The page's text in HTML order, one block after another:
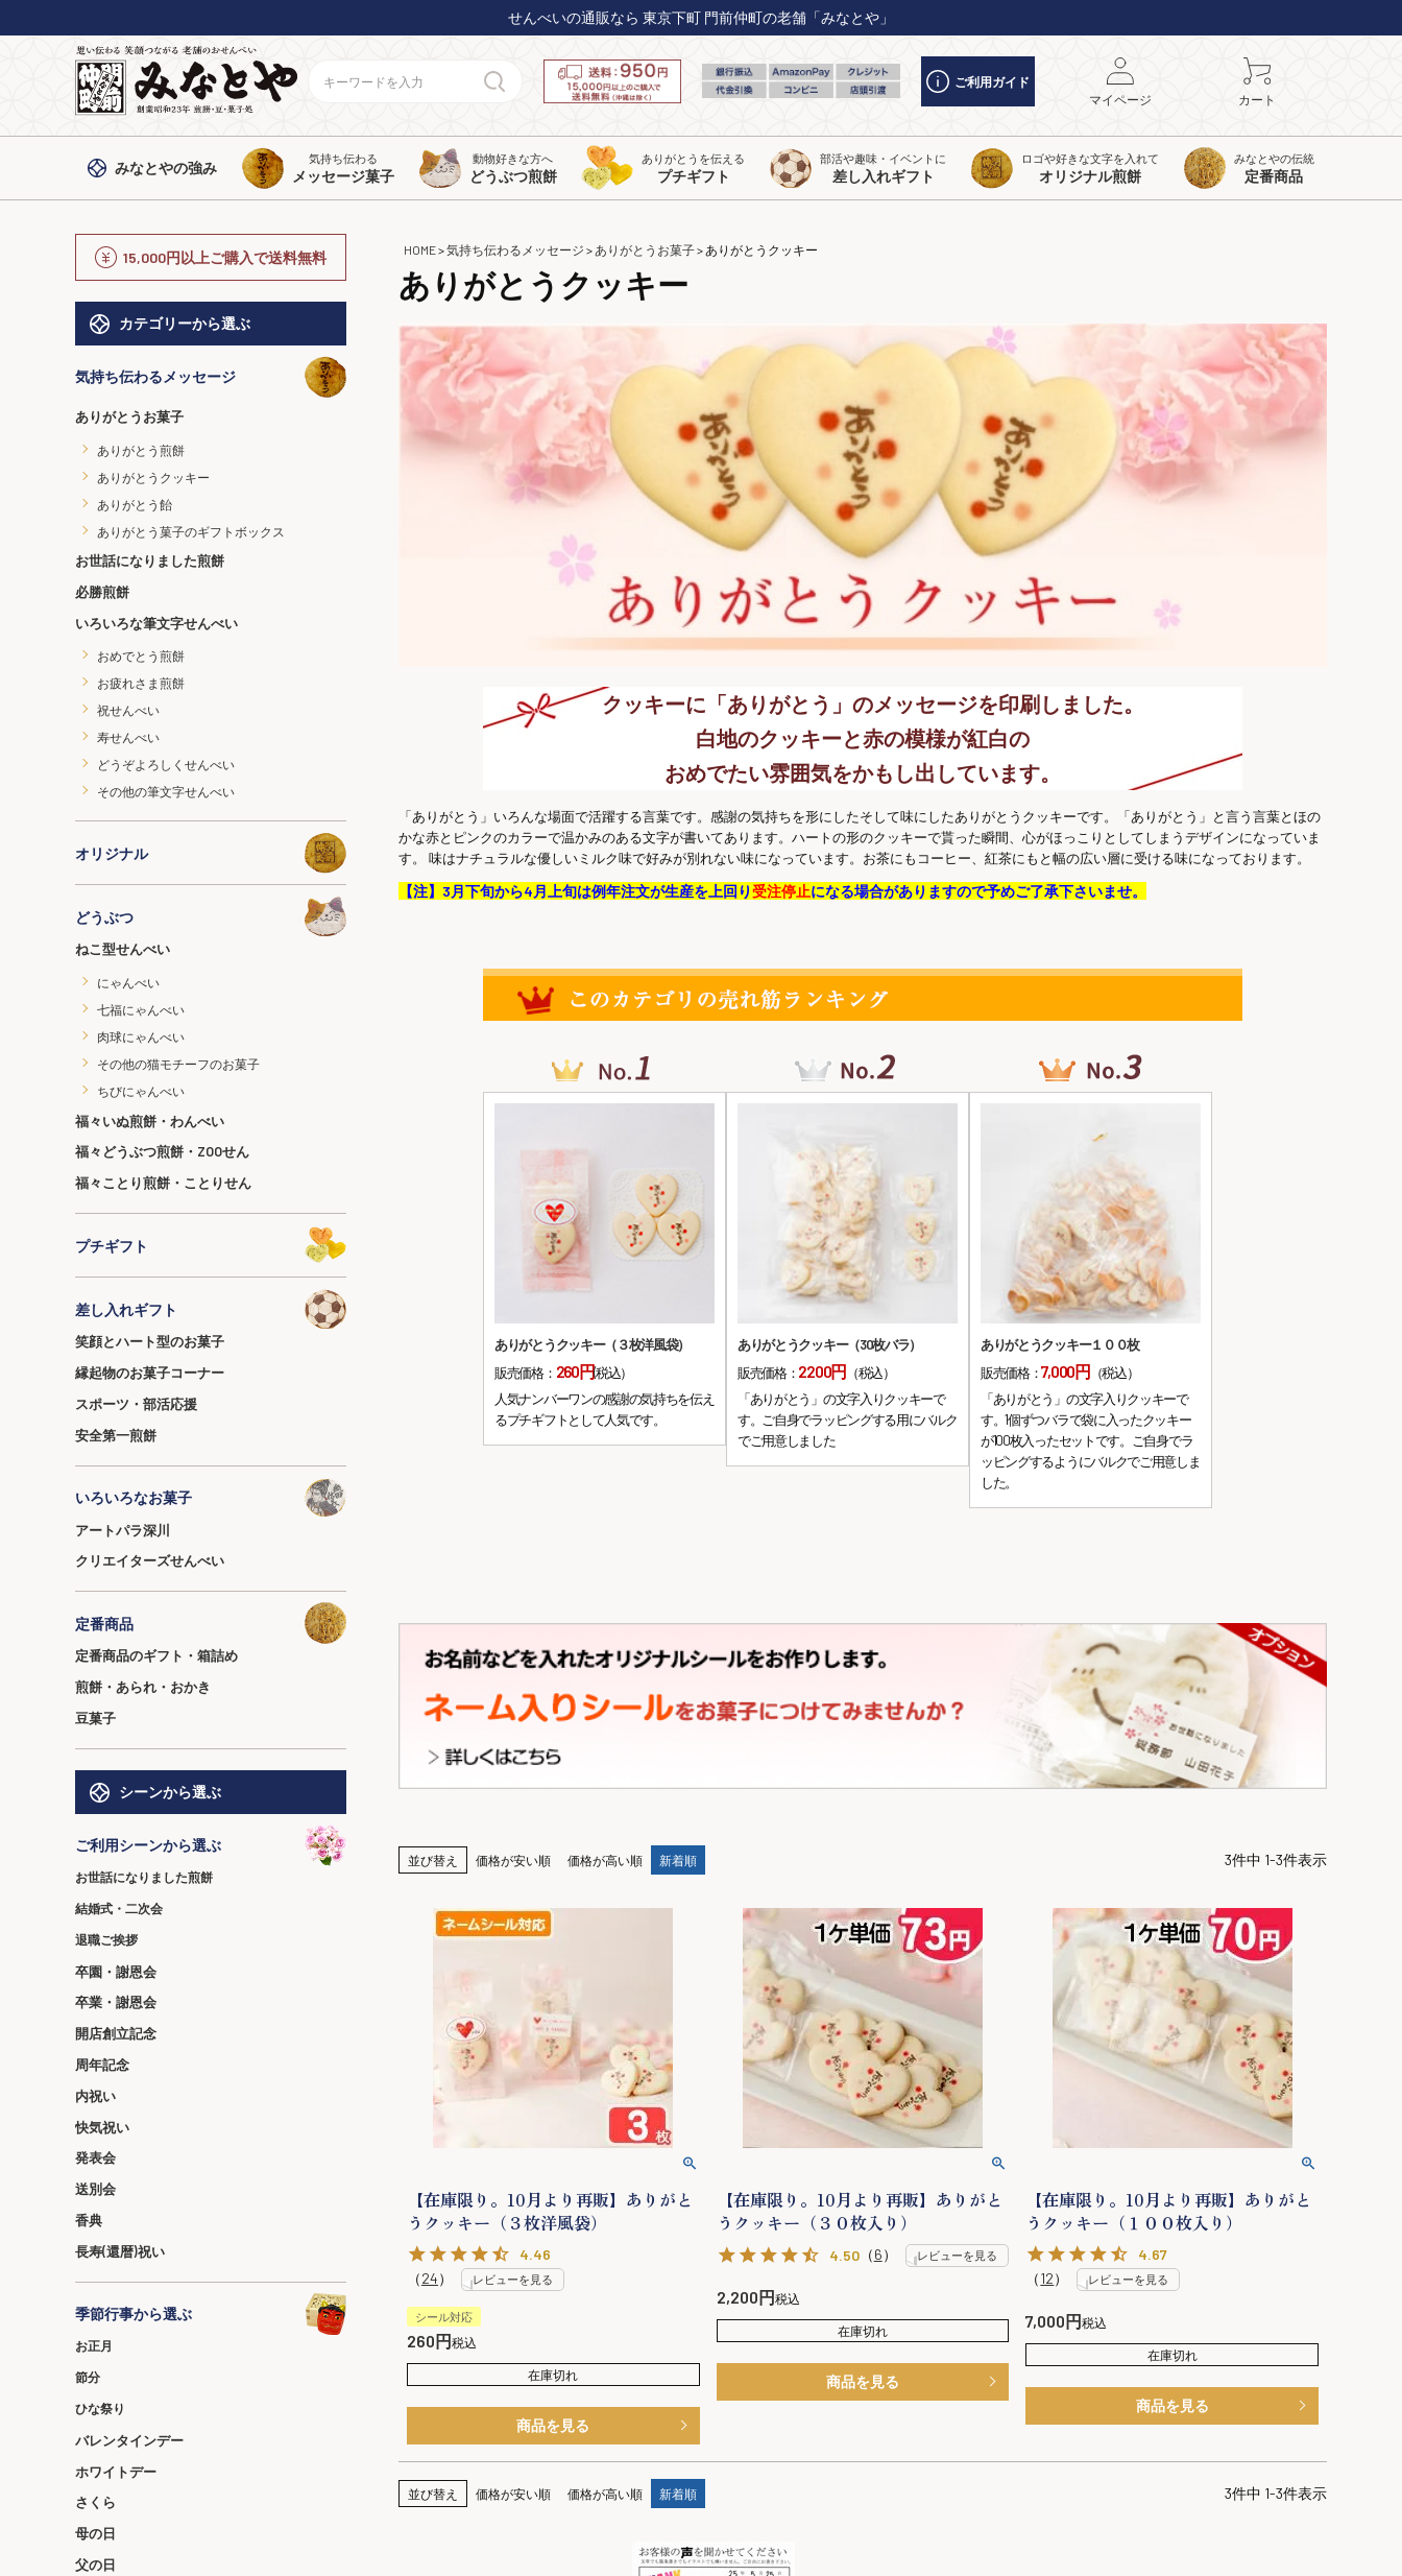
せんべいの通販なら 東京下町 門前仲町の老舗「みなとや」
ご利用ガイド
マイページ
カート
みなとやの強み
気持ち伝わる
メッセージ菓子
動物好きな方へ
どうぶつ煎餅
ありがとうを伝える
プチギフト
部活や趣味・イベントに
差し入れギフト
ロゴや好きな文字を入れて
オリジナル煎餅
みなとやの伝統
定番商品
15,000円以上ご購入で送料無料
カテゴリーから選ぶ
気持ち伝わるメッセージ
ありがとうお菓子
ありがとう煎餅
ありがとうクッキー
ありがとう飴
ありがとう菓子のギフトボックス
お世話になりました煎餅
必勝煎餅
いろいろな筆文字せんべい
おめでとう煎餅
お疲れさま煎餅
祝せんべい
寿せんべい
どうぞよろしくせんべい
その他の筆文字せんべい
オリジナル
どうぶつ
ねこ型せんべい
にゃんべい
七福にゃんべい
肉球にゃんべい
その他の猫モチーフのお菓子
ちびにゃんべい
福々いぬ煎餅・わんべい
福々どうぶつ煎餅・ZOOせん
福々ことり煎餅・ことりせん
プチギフト
差し入れギフト
笑顔とハート型のお菓子
縁起物のお菓子コーナー
スポーツ・部活応援
安全第一煎餅
いろいろなお菓子
アートパラ深川
クリエイターズせんべい
定番商品
定番商品のギフト・箱詰め
煎餅・あられ・おかき
豆菓子
シーンから選ぶ
ご利用シーンから選ぶ
お世話になりました煎餅
結婚式・二次会
退職ご挨拶
卒園・謝恩会
卒業・謝恩会
開店創立記念
周年記念
内祝い
快気祝い
発表会
送別会
香典
長寿(還暦)祝い
季節行事から選ぶ
お正月
節分
ひな祭り
バレンタインデー
ホワイトデー
さくら
母の日
父の日
HOME 気持ち伝わるメッセージ ありがとうお菓子 ありがとうクッキー
ありがとうクッキー
クッキーに「ありがとう」のメッセージを印刷しました。
白地のクッキーと赤の模様が紅白の
おめでたい雰囲気をかもし出しています。
「ありがとう」いろんな場面で活躍する言葉です。感謝の気持ちを形にしたそして味にしたありがとうクッキーです。「ありがとう」と言う言葉とほの
かな赤とピンクのカラーで温かみのある文字が書いてあります。ハートの形のクッキーで貰った瞬間、心がほっこりとしてしまうデザインになっていま
す。 味はナチュラルな優しいミルク味で好みが別れない味になっています。お茶にもコーヒー、紅茶にもと幅の広い層に受ける味になっております。
【注】3月下旬から4月上旬は例年注文が生産を上回り受注停止になる場合がありますので予めご了承下さいませ。
ありがとうクッキー（３枚洋風袋）
販売価格： 260円(税込）
人気ナンバーワンの感謝の気持ちを伝え
るプチギフトとして人気です。
ありがとうクッキー（30枚バラ）
販売価格： 2200円 （税込）
「ありがとう」の文字入りクッキーで
す。ご自身でラッピングする用にバルク
でご用意しました
ありがとうクッキー１００枚
販売価格：7,000円 （税込）
「ありがとう」の文字入りクッキーで
す。1個ずつバラで袋に入ったクッキー
が100枚入ったセットです。ご自身でラ
ッピングするようにバルクでご用意しま
した。
並び替え 価格が安い順 価格が高い順 新着順 3件中 1-3件表示
【在庫限り。10月より再販】ありがと
うクッキー（３枚洋風袋）
4.46
（24） レビューを見る
シール対応
260 税込
在庫切れ
商品を見る
【在庫限り。10月より再販】ありがと
うクッキー（３０枚入り）
4.50（6） レビューを見る
2,200 税込
在庫切れ
商品を見る
【在庫限り。10月より再販】ありがと
うクッキー（１００枚入り）
4.67
（12） レビューを見る
7,000 税込
在庫切れ
商品を見る
並び替え 価格が安い順 価格が高い順 新着順 3件中 1-3件表示